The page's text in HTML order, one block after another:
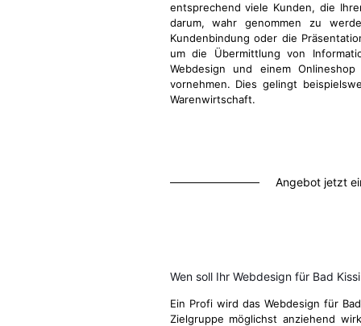
entsprechend viele Kunden, die
darum, wahr genommen zu
Kundenbindung oder die
um die Übermittlung von
Webdesign und einem
vornehmen. Dies gelingt
Warenwirtschaft.
Angebot jetzt
Wen soll Ihr Webdesign für Bad
Ein Profi wird das Webdesign für
Zielgruppe möglichst anziehend